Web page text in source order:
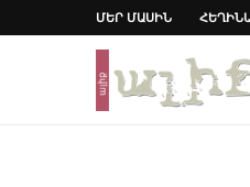
ՄԵՐ ՄԱՍԻՆ